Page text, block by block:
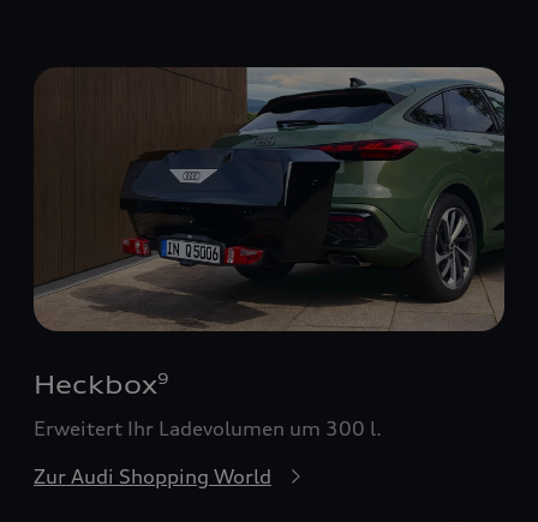
Heckbox9
Erweitert Ihr Ladevolumen um 300 l.
Zur Audi Shopping World